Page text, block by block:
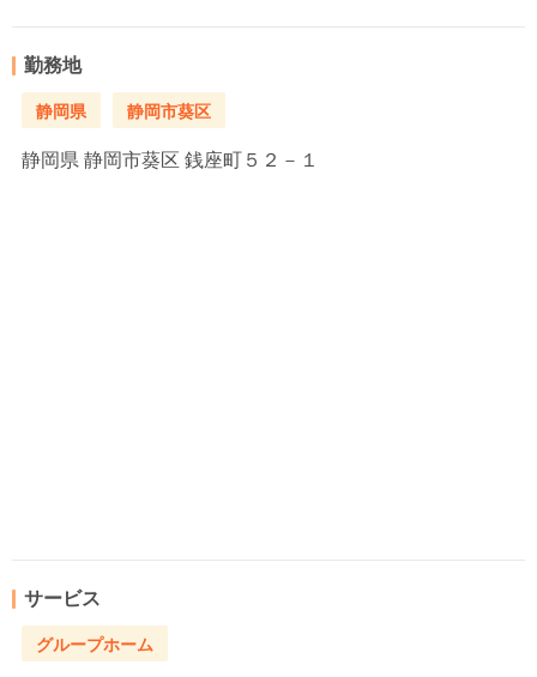
勤務地
静岡県 静岡市葵区
静岡県 静岡市葵区 銭座町５２－１
サービス
グループホーム